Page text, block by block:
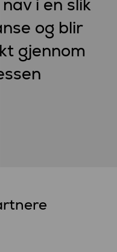
i en slik
og blir
gjennom